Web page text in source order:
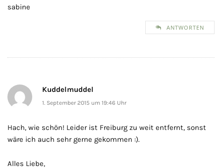
sabine
ANTWORTEN
Kuddelmuddel
1. September 2015 um 19:46 Uhr
Hach, wie schön! Leider ist Freiburg zu weit entfernt, sonst
wäre ich auch sehr gerne gekommen :).
Alles Liebe,